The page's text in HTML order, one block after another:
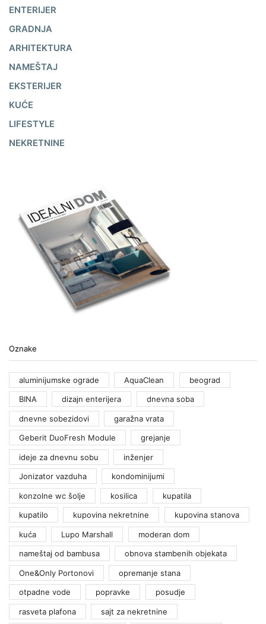
ENTERIJER
GRADNJA
ARHITEKTURA
NAMEŠTAJ
EKSTERIJER
KUĆE
LIFESTYLE
NEKRETNINE
Oznake
aluminijumske ograde AquaClean beograd
BINA dizajn enterijera dnevna soba
dnevne sobezidovi garažna vrata
Geberit DuoFresh Module grejanje
ideje za dnevnu sobu inženjer
Jonizator vazduha kondominijumi
konzolne wc šolje kosilica kupatila
kupatilo kupovina nekretnine kupovina stanova
kuća Lupo Marshall moderan dom
nameštaj od bambusa obnova stambenih objekata
One&Only Portonovi opremanje stana
otpadne vode popravke posudje
rasveta plafona sajt za nekretnine